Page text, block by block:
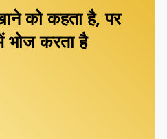
को कहता है, पर
भोज करता है